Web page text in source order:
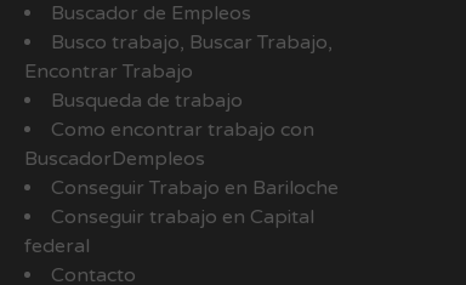
Buscador de Empleos
Busco trabajo, Buscar Trabajo,
Encontrar Trabajo
Busqueda de trabajo
Como encontrar trabajo con
BuscadorDempleos
Conseguir Trabajo en Bariloche
Conseguir trabajo en Capital
federal
Contacto